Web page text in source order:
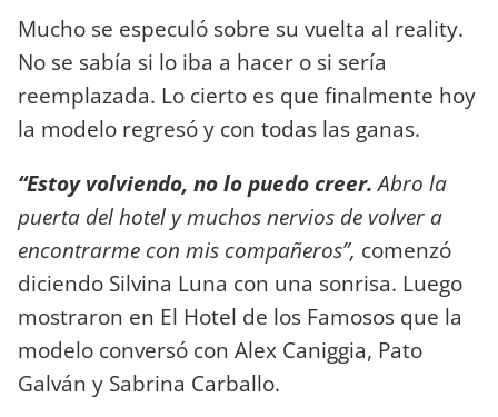
Mucho se especuló sobre su vuelta al reality.
No se sabía si lo iba a hacer o si sería
reemplazada. Lo cierto es que finalmente hoy
la modelo regresó y con todas las ganas.
“Estoy volviendo, no lo puedo creer.Abro la
puerta del hotel y muchos nervios de volver a
encontrarme con mis compañeros”, comenzó
diciendo Silvina Luna con una sonrisa. Luego
mostraron en El Hotel de los Famosos que la
modelo conversó con Alex Caniggia, Pato
Galván y Sabrina Carballo.